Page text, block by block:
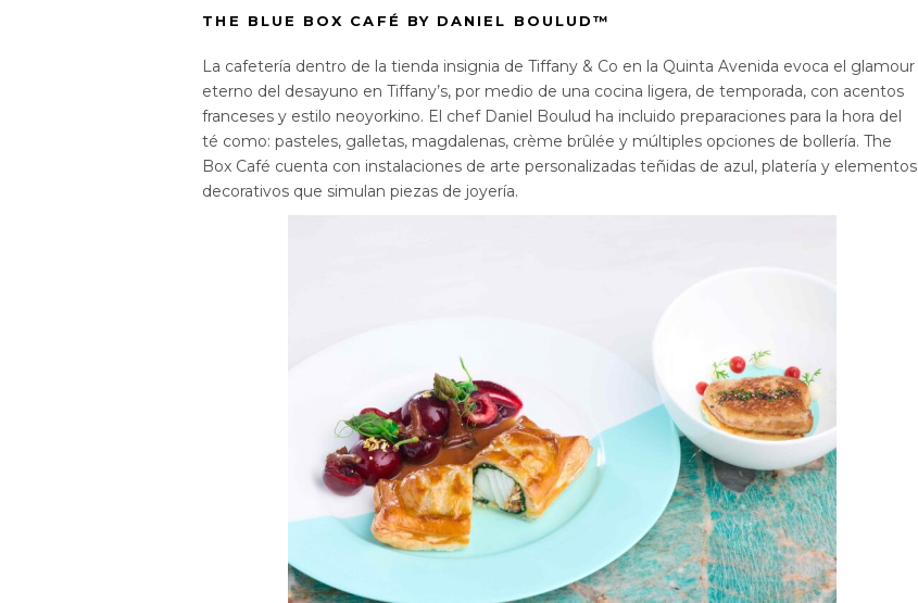
THE BLUE BOX CAFÉ BY DANIEL BOULUD™
La cafetería dentro de la tienda insignia de Tiffany & Co en la Quinta Avenida evoca el glamour
eterno del desayuno en Tiffany’s, por medio de una cocina ligera, de temporada, con acentos
franceses y estilo neoyorkino. El chef Daniel Boulud ha incluido preparaciones para la hora del
té como: pasteles, galletas, magdalenas, crème brûlée y múltiples opciones de bollería. The
Box Café cuenta con instalaciones de arte personalizadas teñidas de azul, platería y elementos
decorativos que simulan piezas de joyería.